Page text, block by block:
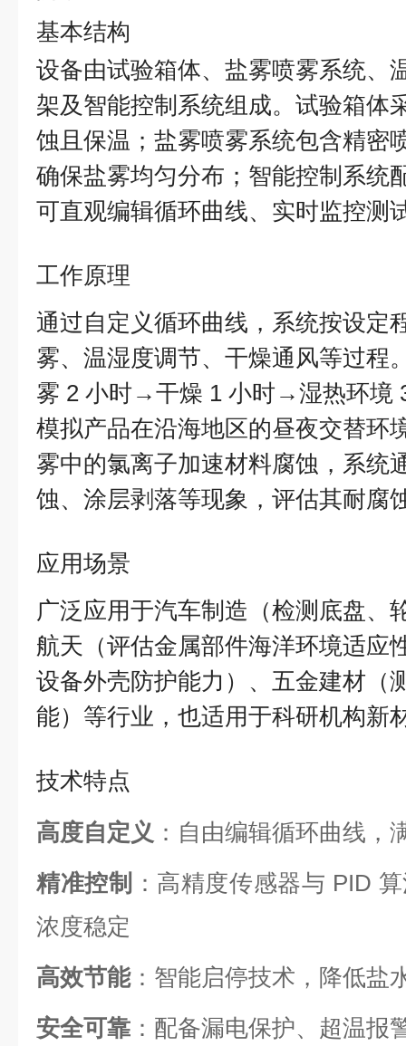
基本结构
设备由试验箱体、盐雾喷雾系统、
架及智能控制系统组成。试验箱体
蚀且保温；盐雾喷雾系统包含精密
确保盐雾均匀分布；智能控制系统
可直观编辑循环曲线、实时监控测
工作原理
通过自定义循环曲线，系统按设定
雾、温湿度调节、干燥通风等过程
雾 2 小时→干燥 1 小时→湿热环境
模拟产品在沿海地区的昼夜交替环
雾中的氯离子加速材料腐蚀，系统
蚀、涂层剥落等现象，评估其耐腐
应用场景
广泛应用于汽车制造（检测底盘、
航天（评估金属部件海洋环境适应
设备外壳防护能力）、五金建材（
能）等行业，也适用于科研机构新
技术特点
高度自定义 ：自由编辑循环曲线，
精准控制 ：高精度传感器与 PID
浓度稳定
高效节能：智能启停技术，降低盐
安全可靠 ：配备漏电保护、超温报